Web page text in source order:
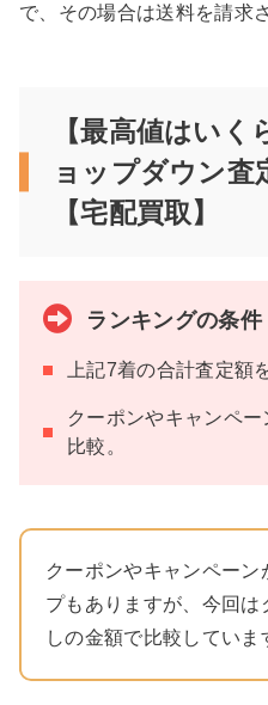
で、その場合は送料を請求
【最高値はい
ョップダウン査
【宅配買取】
ランキングの条件
上記7着の合計査定額
クーポンやキャンペ
比較。
クーポンやキャンペーン
プもありますが、今回は
しの金額で比較していま